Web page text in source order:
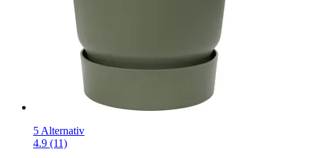
5 Alternativ
4.9 (11)